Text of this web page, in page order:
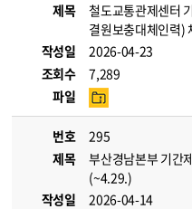
제목
철도교통관제센터
결원보충대체인력)
작성일
2026-04-23
조회수
7,289
파일
번호
295
제목
부산경남본부 기간
(~4.29.)
작성일
2026-04-14